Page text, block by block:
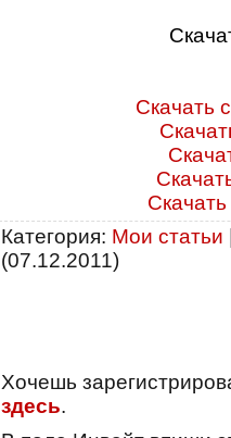
Скачать
Категория: Мои статьи
(07.12.2011)
Хочешь
здесь.